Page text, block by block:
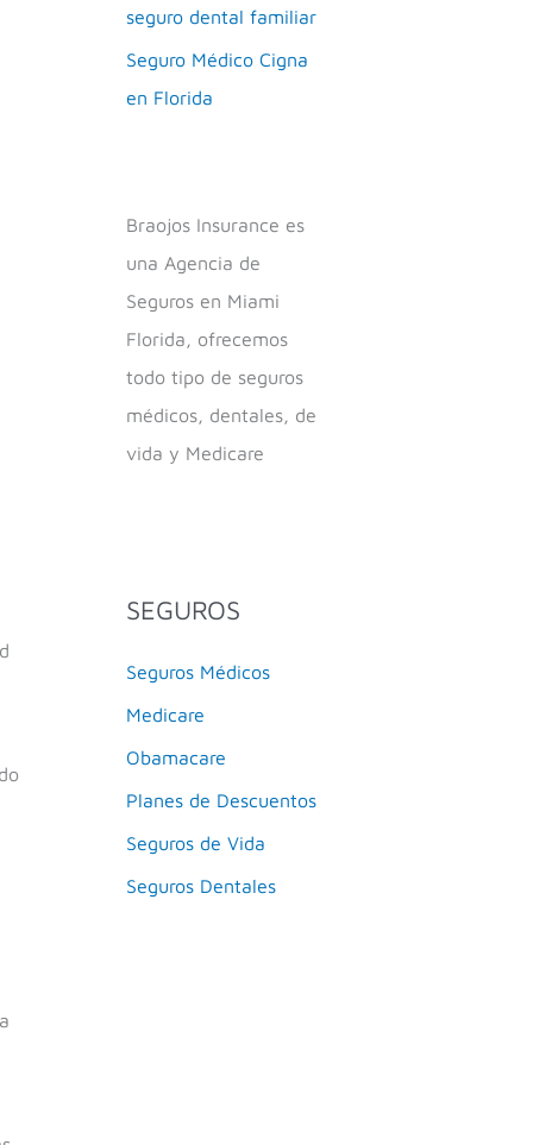
seguro dental familiar
Seguro Médico Cigna
en Florida
Braojos Insurance es
una Agencia de
Seguros en Miami
Florida, ofrecemos
todo tipo de seguros
médicos, dentales, de
vida y Medicare
SEGUROS
Seguros Médicos
Medicare
Obamacare
Planes de Descuentos
Seguros de Vida
Seguros Dentales